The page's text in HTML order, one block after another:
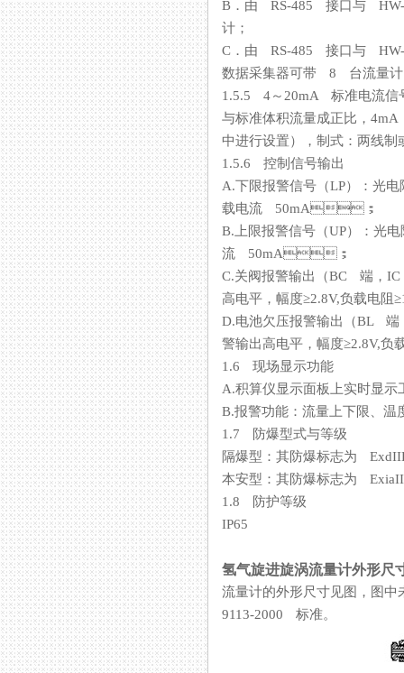
B．由 RS-485 接口与 HW-Ⅰ
计；
C．由 RS-485 接口与 HW-Ⅱ
数据采集器可带 8 台流量计
1.5.5 4～20mA 标准电流信
与标准体积流量成正比
中进行设置），制式：两
1.5.6 控制信号输出
A.下限报警信号（LP）：光电
载电流 50mA；
B.上限报警信号（UP）：光
流 50mA；
C.关阀报警输出（BC 端，
高电平，幅度≥2.8V,负载
D.电池欠压报警输出（BL 端
警输出高电平，幅度≥2.8V,
1.6 现场显示功能
A.积算仪显示面板上实时显示工况
B.报警功能：流量上下限、温度
1.7 防爆型式与等级
隔爆型：其防爆标志为
本安型：其防爆标志为
1.8 防护等级
IP65
氢气旋进旋涡流量计外形尺
流量计的外形尺寸见图，图
9113-2000 标准。